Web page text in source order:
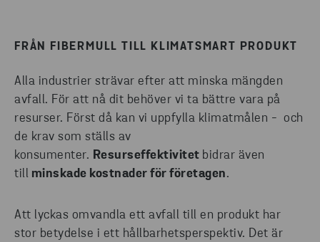
FRÅN FIBERMULL TILL KLIMATSMART PRODUKT
Alla industrier strävar efter att minska mängden
avfall. För att nå dit behöver vi ta bättre vara på
resurser. Först då kan vi uppfylla klimatmålen - och
de krav som ställs av
konsumenter. Resurseffektivitet bidrar även
till minskade kostnader för företagen.
Att lyckas omvandla ett avfall till en produkt har
stor betydelse i ett hållbarhetsperspektiv. Det är